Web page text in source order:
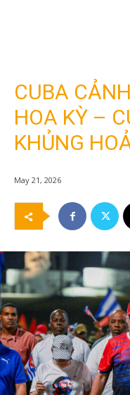
CUBA
HOA KỲ –
KHỦNG
May 21, 2026